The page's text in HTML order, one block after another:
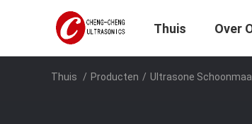
Thuis Over
Thuis / Producten / Ultrasone